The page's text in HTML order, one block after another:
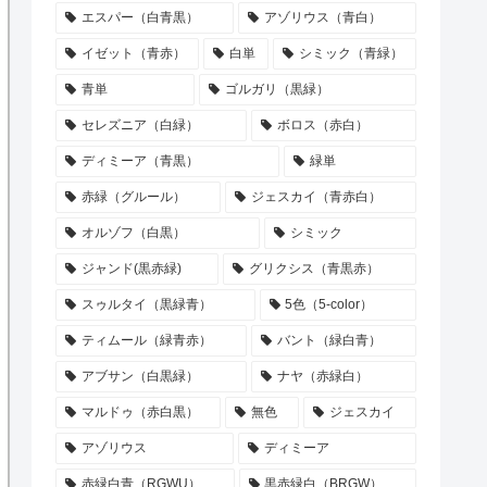
エスパー（白青黒） アゾリウス（青白）
イゼット（青赤） 白単 シミック（青緑）
青単 ゴルガリ（黒緑）
セレズニア（白緑） ボロス（赤白）
ディミーア（青黒） 緑単
赤緑（グルール） ジェスカイ（青赤白）
オルゾフ（白黒） シミック
ジャンド(黒赤緑) グリクシス（青黒赤）
スゥルタイ（黒緑青） 5色（5-color）
ティムール（緑青赤） バント（緑白青）
アブサン（白黒緑） ナヤ（赤緑白）
マルドゥ（赤白黒） 無色 ジェスカイ
アゾリウス ディミーア
赤緑白青（RGWU） 黒赤緑白（BRGW）